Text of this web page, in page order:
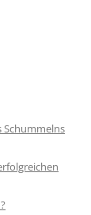
Schummelns